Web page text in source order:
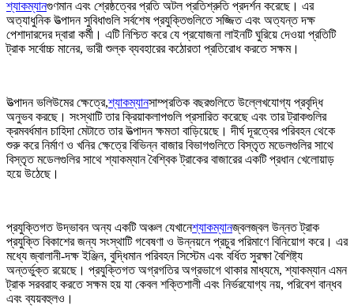
শ্যাকম্যানগুণমান এবং শ্রেষ্ঠত্বের প্রতি অটল প্রতিশ্রুতি প্রদর্শন করেছে। এর
অত্যাধুনিক উত্পাদন সুবিধাগুলি সর্বশেষ প্রযুক্তিগুলিতে সজ্জিত এবং অত্যন্ত দক্ষ
পেশাদারদের দ্বারা কর্মী। এটি নিশ্চিত করে যে প্রযোজনা লাইনটি ঘুরিয়ে দেওয়া প্রতিটি
ট্রাক সর্বোচ্চ মানের, ভারী শুল্ক ব্যবহারের কঠোরতা প্রতিরোধ করতে সক্ষম।
উত্পাদন ভলিউমের ক্ষেত্রে,শ্যাকম্যানসাম্প্রতিক বছরগুলিতে উল্লেখযোগ্য প্রবৃদ্ধি
অনুভব করছে। সংস্থাটি তার ক্রিয়াকলাপগুলি প্রসারিত করেছে এবং তার ট্রাকগুলির
ক্রমবর্ধমান চাহিদা মেটাতে তার উত্পাদন ক্ষমতা বাড়িয়েছে। দীর্ঘ দূরত্বের পরিবহন থেকে
শুরু করে নির্মাণ ও খনির ক্ষেত্রে বিভিন্ন বাজার বিভাগগুলিতে বিস্তৃত মডেলগুলির সাথে
বিস্তৃত মডেলগুলির সাথে শ্যাকম্যান বৈশ্বিক ট্রাকের বাজারের একটি প্রধান খেলোয়াড়
হয়ে উঠেছে।
প্রযুক্তিগত উদ্ভাবন অন্য একটি অঞ্চল যেখানেশ্যাকম্যানজ্বলজ্বল উন্নত ট্রাক
প্রযুক্তি বিকাশের জন্য সংস্থাটি গবেষণা ও উন্নয়নে প্রচুর পরিমাণে বিনিয়োগ করে। এর
মধ্যে জ্বালানী-দক্ষ ইঞ্জিন, বুদ্ধিমান পরিবহন সিস্টেম এবং বর্ধিত সুরক্ষা বৈশিষ্ট্য
অন্তর্ভুক্ত রয়েছে। প্রযুক্তিগত অগ্রগতির অগ্রভাগে থাকার মাধ্যমে, শ্যাকম্যান এমন
ট্রাক সরবরাহ করতে সক্ষম হয় যা কেবল শক্তিশালী এবং নির্ভরযোগ্য নয়, পরিবেশ বান্ধব
এবং ব্যয়বহুলও।